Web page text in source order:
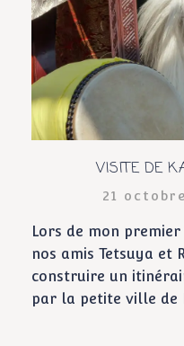
VISITE DE
21
Lors de mon premier
nos amis Tetsuya et
construire un
par la petite ville de